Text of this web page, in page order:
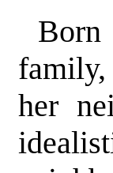
her